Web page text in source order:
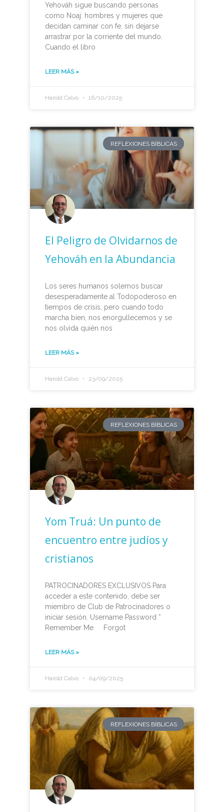
Yehováh sigue buscando personas
como Noaj: hombres y mujeres que
decidan caminar con fe, sin dejarse
arrastrar por la corriente del mundo.
Cuando el libro
LEER MÁS »
Harold Calvo 16/10/2025
REFLEXIONES BÍBLICAS
El Peligro de Olvidarnos de
Yehováh en la Abundancia
Los seres humanos solemos buscar
desesperadamente al Todopoderoso en
tiempos de crisis, pero cuando todo
marcha bien, nos enorgullecemos y se
nos olvida quién nos
LEER MÁS »
Harold Calvo 23/09/2025
REFLEXIONES BÍBLICAS
Yom Truá: Un punto de
encuentro entre judíos y
cristianos
PATROCINADORES EXCLUSIVOS Para
acceder a este contenido, debe ser
miembro de Club de Patrocinadores o
iniciar sesión. Username Password *
Remember Me Forgot
LEER MÁS »
Harold Calvo 04/09/2025
REFLEXIONES BÍBLICAS